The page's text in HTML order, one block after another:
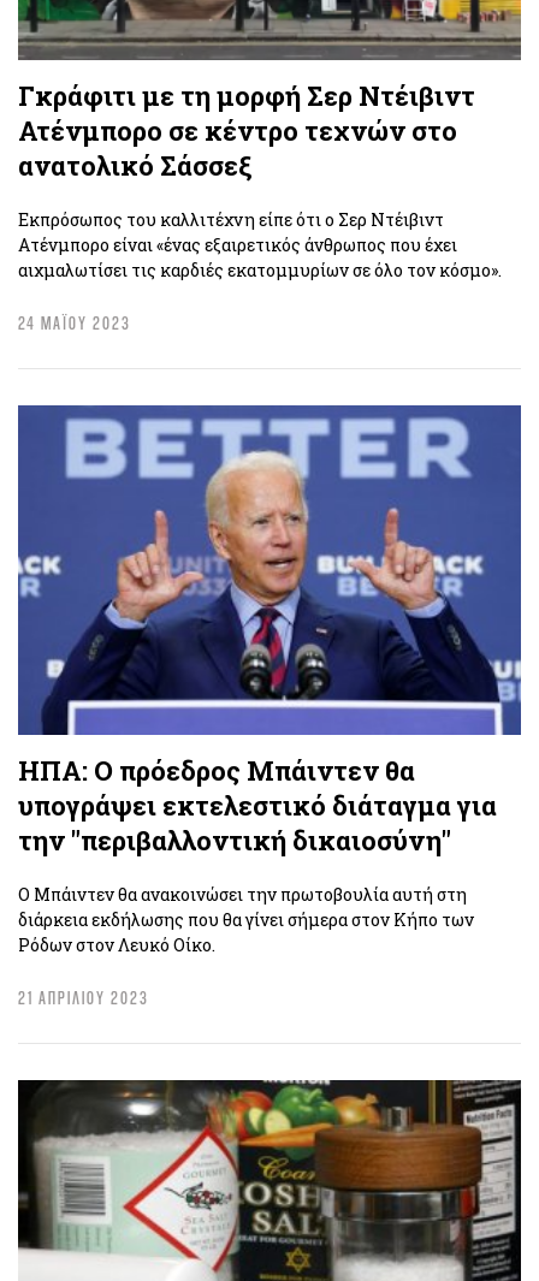
Γκράφιτι με τη μορφή Σερ Ντέιβιντ
Ατένμπορο σε κέντρο τεχνών στο
ανατολικό Σάσσεξ
Εκπρόσωπος του καλλιτέχνη είπε ότι ο Σερ Ντέιβιντ
Ατένμπορο είναι «ένας εξαιρετικός άνθρωπος που έχει
αιχμαλωτίσει τις καρδιές εκατομμυρίων σε όλο τον κόσμο».
24 ΜΑΪΟΥ 2023
ΗΠΑ: Ο πρόεδρος Μπάιντεν θα
υπογράψει εκτελεστικό διάταγμα για
την "περιβαλλοντική δικαιοσύνη"
Ο Μπάιντεν θα ανακοινώσει την πρωτοβουλία αυτή στη
διάρκεια εκδήλωσης που θα γίνει σήμερα στον Κήπο των
Ρόδων στον Λευκό Οίκο.
21 ΑΠΡΙΛΙΟΥ 2023